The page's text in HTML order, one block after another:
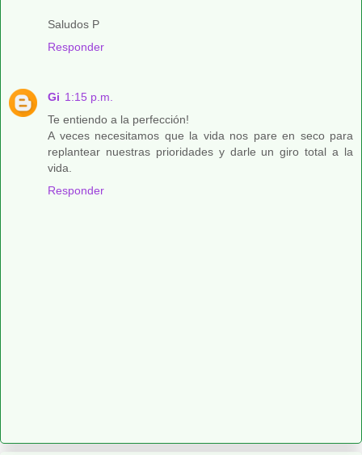
Saludos P
Responder
Gi 1:15 p.m.
Te entiendo a la perfección!
A veces necesitamos que la vida nos pare en seco para
replantear nuestras prioridades y darle un giro total a la
vida.
Responder